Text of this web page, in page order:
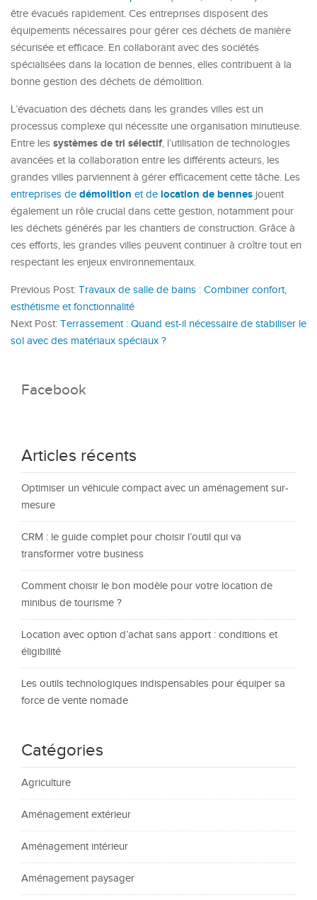
être évacués rapidement. Ces entreprises disposent des
équipements nécessaires pour gérer ces déchets de manière
sécurisée et efficace. En collaborant avec des sociétés
spécialisées dans la location de bennes, elles contribuent à la
bonne gestion des déchets de démolition.
L’évacuation des déchets dans les grandes villes est un
processus complexe qui nécessite une organisation minutieuse.
Entre les systèmes de tri sélectif, l’utilisation de technologies
avancées et la collaboration entre les différents acteurs, les
grandes villes parviennent à gérer efficacement cette tâche. Les
entreprises de démolition et de location de bennes jouent
également un rôle crucial dans cette gestion, notamment pour
les déchets générés par les chantiers de construction. Grâce à
ces efforts, les grandes villes peuvent continuer à croître tout en
respectant les enjeux environnementaux.
Previous Post: Travaux de salle de bains : Combiner confort,
esthétisme et fonctionnalité
Next Post: Terrassement : Quand est-il nécessaire de stabiliser le
sol avec des matériaux spéciaux ?
Facebook
Articles récents
Optimiser un véhicule compact avec un aménagement sur-
mesure
CRM : le guide complet pour choisir l’outil qui va
transformer votre business
Comment choisir le bon modèle pour votre location de
minibus de tourisme ?
Location avec option d’achat sans apport : conditions et
éligibilité
Les outils technologiques indispensables pour équiper sa
force de vente nomade
Catégories
Agriculture
Aménagement extérieur
Aménagement intérieur
Aménagement paysager